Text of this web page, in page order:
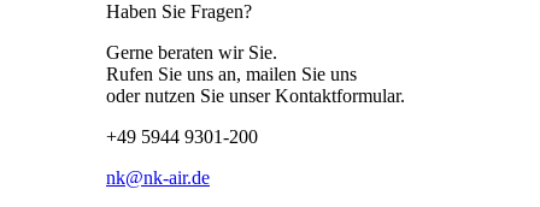
Haben Sie Fragen?
Gerne beraten wir Sie.
Rufen Sie uns an, mailen Sie uns
oder nutzen Sie unser Kontaktformular.
+49 5944 9301-200
nk@nk-air.de